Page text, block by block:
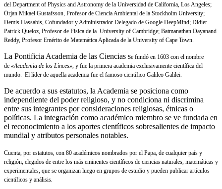
del Department of Physics and Astronomy de la Universidad de California, Los Angeles;
Örjan Mikael Gustafsson, Profesor de Ciencia Ambiental de la Stockholm University;
Demis Hassabis, Cofundador y Administrador Delegado de Google DeepMind; Didier
Patrick Queloz, Profesor de Fisica de la University of Cambridge; Batmanathan Dayanand
Reddy, Profesor Emérito de Matemática Aplicada de la University of Cape Town.
La Pontificia Academia de las Ciencias se fundó en 1603 con el nombre
de «Academia de los Linces», y fue la primera academia exclusivamente científica del
mundo. El líder de aquella academia fue el famoso científico Galileo Galilei.
De acuerdo a sus estatutos, la Academia se posiciona como
independiente del poder religioso, y no condiciona ni discrimina
entre sus integrantes por consideraciones religiosas, étnicas o
políticas. La integración como académico miembro se ve fundada en
el reconocimiento a los aportes científicos sobresalientes de impacto
mundial y atributos personales notables.
Cuenta, por estatutos, con 80 académicos nombrados por el Papa, de cualquier país y
religión, elegidos de entre los más eminentes científicos de ciencias naturales, matemáticas y
experimentales, que se organizan luego en grupos de estudio y pueden publicar artículos
científicos y análisis.